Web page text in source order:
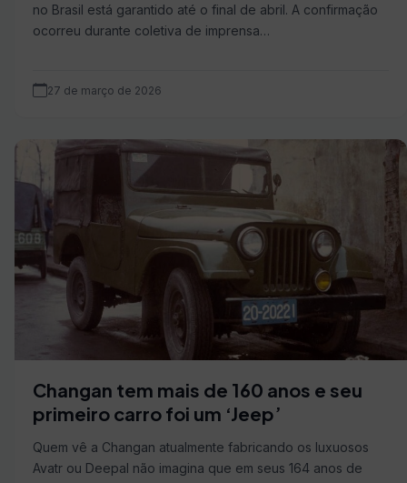
no Brasil está garantido até o final de abril. A confirmação
ocorreu durante coletiva de imprensa…
27 de março de 2026
Changan tem mais de 160 anos e seu
primeiro carro foi um ‘Jeep’
Quem vê a Changan atualmente fabricando os luxuosos
Avatr ou Deepal não imagina que em seus 164 anos de